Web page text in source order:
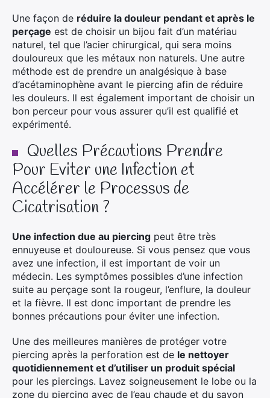
Une façon de réduire la douleur pendant et après le
perçage est de choisir un bijou fait d’un matériau
naturel, tel que l’acier chirurgical, qui sera moins
douloureux que les métaux non naturels. Une autre
méthode est de prendre un analgésique à base
d’acétaminophène avant le piercing afin de réduire
les douleurs. Il est également important de choisir un
bon perceur pour vous assurer qu’il est qualifié et
expérimenté.
Quelles Précautions Prendre
Pour Eviter une Infection et
Accélérer le Processus de
Cicatrisation ?
Une infection due au piercing peut être très
ennuyeuse et douloureuse. Si vous pensez que vous
avez une infection, il est important de voir un
médecin. Les symptômes possibles d’une infection
suite au perçage sont la rougeur, l’enflure, la douleur
et la fièvre. Il est donc important de prendre les
bonnes précautions pour éviter une infection.
Une des meilleures manières de protéger votre
piercing après la perforation est de le nettoyer
quotidiennement et d’utiliser un produit spécial
pour les piercings. Lavez soigneusement le lobe ou la
zone du piercing avec de l’eau chaude et du savon